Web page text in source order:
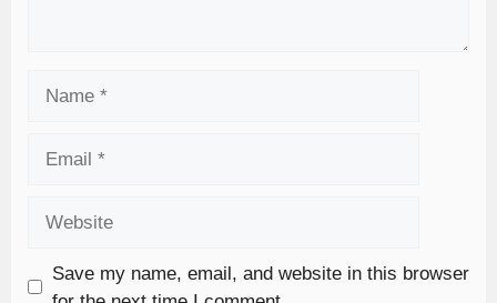
Save my name, email, and website in this browser